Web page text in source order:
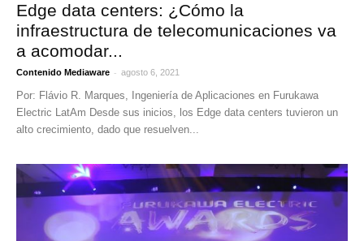
Edge data centers: ¿Cómo la
infraestructura de telecomunicaciones va
a acomodar...
Contenido Mediaware - agosto 6, 2021
Por: Flávio R. Marques, Ingeniería de Aplicaciones en Furukawa
Electric LatAm Desde sus inicios, los Edge data centers tuvieron un
alto crecimiento, dado que resuelven...